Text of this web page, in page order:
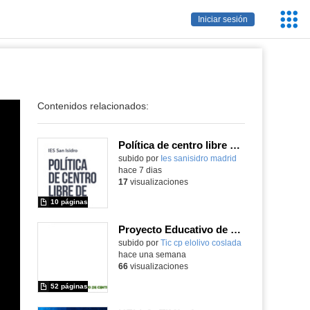
Iniciar sesión
Contenidos relacionados:
Política de centro libre de móviles
subido por Ies sanisidro madrid
10 páginas
hace 7 dias
17visualizaciones
Proyecto Educativo de Centro actualizado 2026
subido por Tic cp elolivo coslada
52 páginas
hace una semana
66visualizaciones